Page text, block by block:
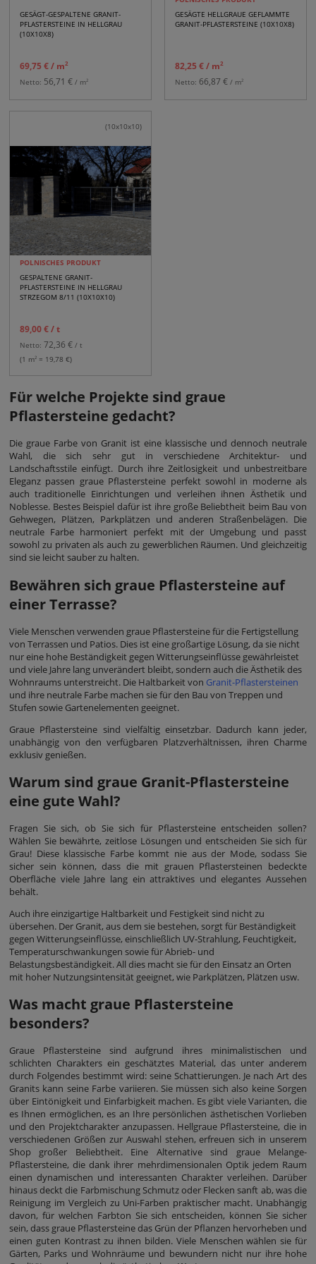
GESÄGT-GESPALTENE GRANIT-
PFLASTERSTEINE IN HELLGRAU
(10X10X8)
69,75 €/ m2
Netto: 56,71 € / m2
GESÄGTE HELLGRAUE GEFLAMMTE
GRANIT-PFLASTERSTEINE (10X10X8)
82,25 €/ m2
Netto: 66,87 € / m2
POLNISCHES PRODUKT
GESPALTENE GRANIT-
PFLASTERSTEINE IN HELLGRAU
STRZEGOM 8/11 (10X10X10)
89,00 €/ t
Netto: 72,36 € / t
(1 m2 = 19,78 €)
(10x10x10)
Für welche Projekte sind graue
Pflastersteine gedacht?
Die graue Farbe von Granit ist eine klassische und dennoch neutrale
Wahl, die sich sehr gut in verschiedene Architektur- und
Landschaftsstile einfügt. Durch ihre Zeitlosigkeit und unbestreitbare
Eleganz passen graue Pflastersteine perfekt sowohl in moderne als
auch traditionelle Einrichtungen und verleihen ihnen Ästhetik und
Noblesse. Bestes Beispiel dafür ist ihre große Beliebtheit beim Bau von
Gehwegen, Plätzen, Parkplätzen und anderen Straßenbelägen. Die
neutrale Farbe harmoniert perfekt mit der Umgebung und passt
sowohl zu privaten als auch zu gewerblichen Räumen. Und gleichzeitig
sind sie leicht sauber zu halten.
Bewähren sich graue Pflastersteine auf
einer Terrasse?
Viele Menschen verwenden graue Pflastersteine für die Fertigstellung
von Terrassen und Patios. Dies ist eine großartige Lösung, da sie nicht
nur eine hohe Beständigkeit gegen Witterungseinflüsse gewährleistet
und viele Jahre lang unverändert bleibt, sondern auch die Ästhetik des
Wohnraums unterstreicht. Die Haltbarkeit von Granit-Pflastersteinen
und ihre neutrale Farbe machen sie für den Bau von Treppen und
Stufen sowie Gartenelementen geeignet.
Graue Pflastersteine sind vielfältig einsetzbar. Dadurch kann jeder,
unabhängig von den verfügbaren Platzverhältnissen, ihren Charme
exklusiv genießen.
Warum sind graue Granit-Pflastersteine
eine gute Wahl?
Fragen Sie sich, ob Sie sich für Pflastersteine entscheiden sollen?
Wählen Sie bewährte, zeitlose Lösungen und entscheiden Sie sich für
Grau! Diese klassische Farbe kommt nie aus der Mode, sodass Sie
sicher sein können, dass die mit grauen Pflastersteinen bedeckte
Oberfläche viele Jahre lang ein attraktives und elegantes Aussehen
behält.
Auch ihre einzigartige Haltbarkeit und Festigkeit sind nicht zu
übersehen. Der Granit, aus dem sie bestehen, sorgt für Beständigkeit
gegen Witterungseinflüsse, einschließlich UV-Strahlung, Feuchtigkeit,
Temperaturschwankungen sowie für Abrieb- und
Belastungsbeständigkeit. All dies macht sie für den Einsatz an Orten
mit hoher Nutzungsintensität geeignet, wie Parkplätzen, Plätzen usw.
Was macht graue Pflastersteine
besonders?
Graue Pflastersteine sind aufgrund ihres minimalistischen und
schlichten Charakters ein geschätztes Material, das unter anderem
durch Folgendes bestimmt wird: seine Schattierungen. Je nach Art des
Granits kann seine Farbe variieren. Sie müssen sich also keine Sorgen
über Eintönigkeit und Einfarbigkeit machen. Es gibt viele Varianten, die
es Ihnen ermöglichen, es an Ihre persönlichen ästhetischen Vorlieben
und den Projektcharakter anzupassen. Hellgraue Pflastersteine, die in
verschiedenen Größen zur Auswahl stehen, erfreuen sich in unserem
Shop großer Beliebtheit. Eine Alternative sind graue Melange-
Pflastersteine, die dank ihrer mehrdimensionalen Optik jedem Raum
einen dynamischen und interessanten Charakter verleihen. Darüber
hinaus deckt die Farbmischung Schmutz oder Flecken sanft ab, was die
Reinigung im Vergleich zu Uni-Farben praktischer macht. Unabhängig
davon, für welchen Farbton Sie sich entscheiden, können Sie sicher
sein, dass graue Pflastersteine das Grün der Pflanzen hervorheben und
einen guten Kontrast zu ihnen bilden. Viele Menschen wählen sie für
Gärten, Parks und Wohnräume und bewundern nicht nur ihre hohe